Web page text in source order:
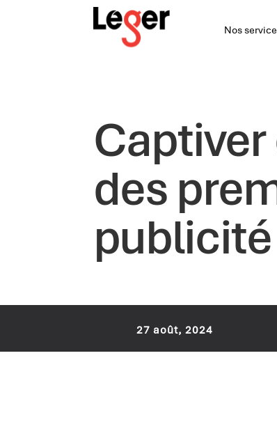
Nos
Captiver
des
publicité
27 août, 2024